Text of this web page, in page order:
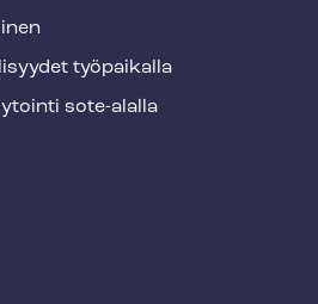
työpaikalla
sote-alalla